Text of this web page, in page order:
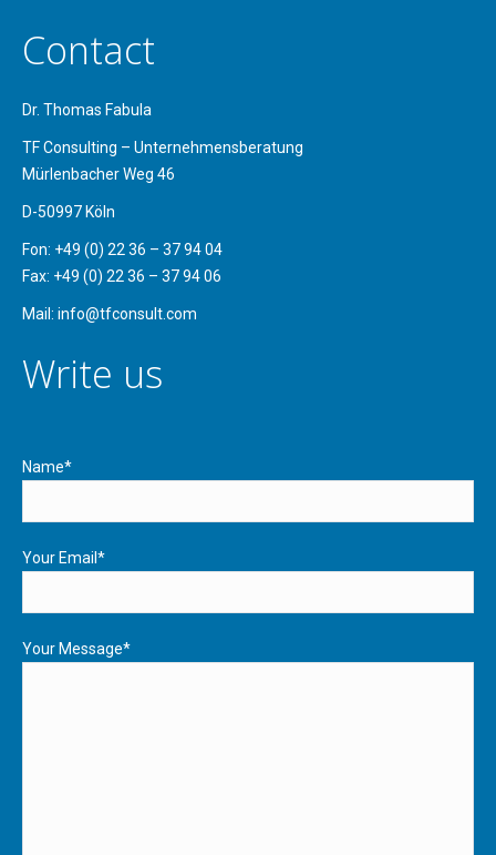
Contact
Dr. Thomas Fabula
TF Consulting – Unternehmensberatung
Mürlenbacher Weg 46
D-50997 Köln
Fon: +49 (0) 22 36 – 37 94 04
Fax: +49 (0) 22 36 – 37 94 06
Mail: info@tfconsult.com
Write us
Name*
Your Email*
Your Message*